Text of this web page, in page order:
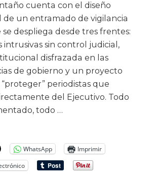
cuenta con el diseño
un entramado de vigilancia
despliega desde tres frentes:
intrusivas sin control judicial,
disfrazada en las
de gobierno y un proyecto
periodistas que
del Ejecutivo. Todo
todo …
WhatsApp
Imprimir